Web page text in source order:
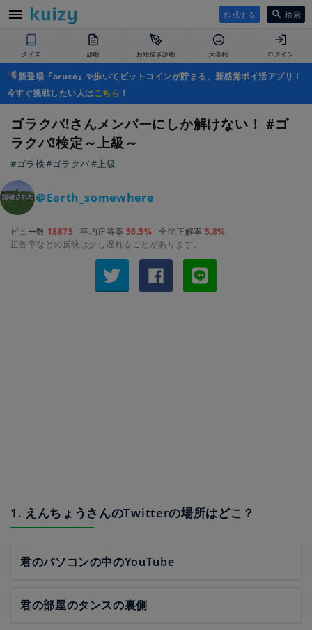
作成する 検索
クイズ 診断 お絵描き診断 大喜利 ログイン
新登場『aruco』✨歩いてビットコインが貯まる、新感覚ポイ活アプリ！
今すぐ挑戦したい人はこちら ！
ゴラクバ!さんメンバーにしか解けない！ #ゴ
ラクバ!検定～上級～
#ゴラ検#ゴラクバ#上級
＠Earth_somewhere
ビュー数 18875 平均正答率 56.5% 全問正解率 5.8%
正答率などの反映は少し遅れることがあります。
1. えんちょうさんのTwitterの場所はどこ？
君のパソコンの中のYouTube
君の部屋のタンスの裏側